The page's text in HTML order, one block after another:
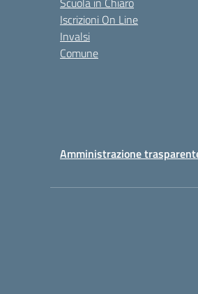
Iscrizioni On Line
Invalsi
Comune
Amministrazione